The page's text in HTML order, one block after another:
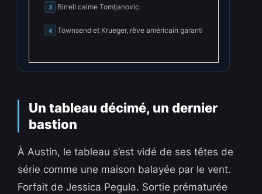
3 Birrell calme Tomljanovic
4 Townsend et Krueger, rêve américain garanti
Un tableau décimé, un dernier
bastion
À Austin, le tableau s’est vidé de ses têtes de
série comme une maison balayée par le vent.
Forfait de Jessica Pegula. Sortie prématurée